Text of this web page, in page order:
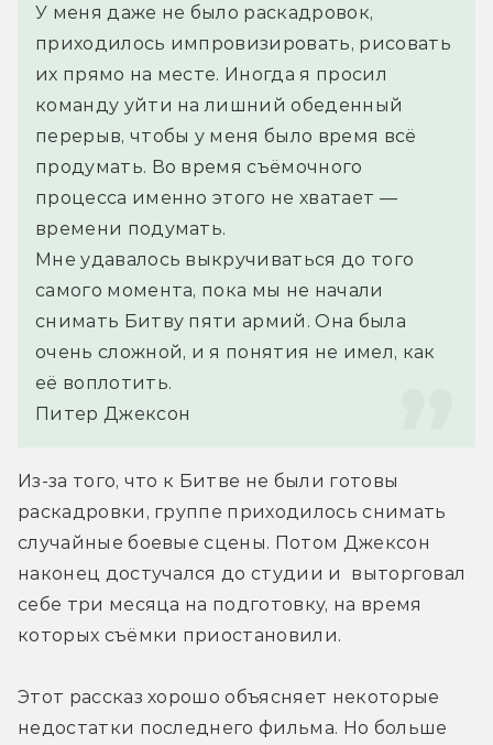
У меня даже не было раскадровок,
приходилось импровизировать, рисовать
их прямо на месте. Иногда я просил
команду уйти на лишний обеденный
перерыв, чтобы у меня было время всё
продумать. Во время съёмочного
процесса именно этого не хватает —
времени подумать.
Мне удавалось выкручиваться до того
самого момента, пока мы не начали
снимать Битву пяти армий. Она была
очень сложной, и я понятия не имел, как
её воплотить.
Питер Джексон
Из-за того, что к Битве не были готовы
раскадровки, группе приходилось снимать
случайные боевые сцены. Потом Джексон
наконец достучался до студии и  выторговал
себе три меcяца на подготовку, на время
которых съёмки приостановили.
Этот рассказ хорошо объясняет некоторые
недостатки последнего фильма. Но больше